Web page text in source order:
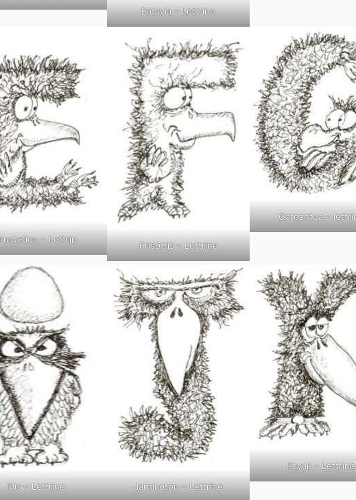
Batavia – Lettrine
– Lettrin
Frisottis – Lettrine
Gargantua –
Ibis – Lettrine Jarnicoton – Lettrine
Kayak – Lettrine